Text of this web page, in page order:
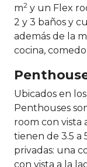
m2 y un Flex
2 y 3 baños y
además de la
cocina,
Ubicados en
Penthouses
room con vista
tienen de 3.5 a
privadas: una
con vista a la